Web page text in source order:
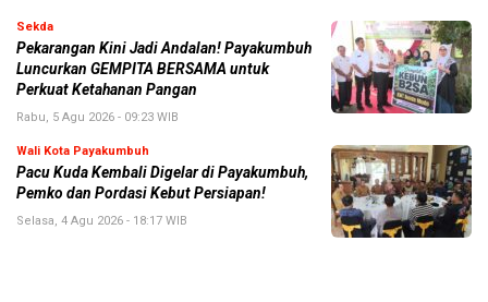
Sekda
Pekarangan Kini Jadi Andalan! Payakumbuh
Luncurkan GEMPITA BERSAMA untuk
Perkuat Ketahanan Pangan
Rabu, 5 Agu 2026 - 09:23 WIB
Wali Kota Payakumbuh
Pacu Kuda Kembali Digelar di Payakumbuh,
Pemko dan Pordasi Kebut Persiapan!
Selasa, 4 Agu 2026 - 18:17 WIB